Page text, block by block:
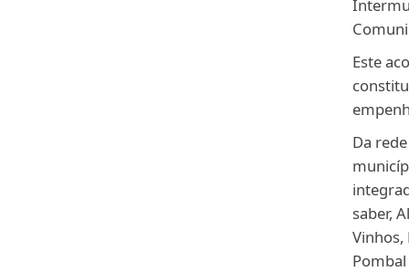
Este
Da
saber,
Vinhos,